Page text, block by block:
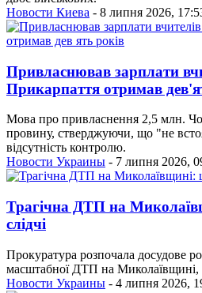
Новости Киева - 8 липня 2026,
Привласнював зарплати
Прикарпаття отримав
Мова про привласнення 2,5 млн.
провину, стверджуючи, що "не
відсутність контролю.
Новости Украины - 7 липня 2026,
Трагічна ДТП на
слідчі
Прокуратура розпочала досудове
масштабної ДТП на Миколаївщині,
Новости Украины - 4 липня 2026,